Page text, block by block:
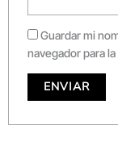
Guardar mi
navegador para